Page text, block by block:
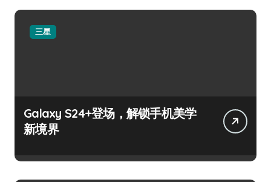
三星
Galaxy S24+登场，解锁手机美学
新境界